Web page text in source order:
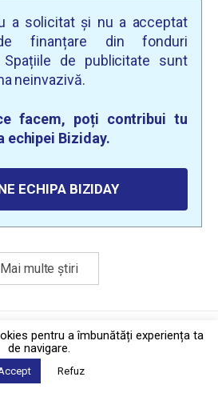
a solicitat și nu a acceptat
finanțare din fonduri
Spațiile de publicitate sunt
neinvazivă.
facem, poți contribui tu
echipei Biziday.
ECHIPA BIZIDAY
Mai multe știri
confidențialitate·Contact
2026 © Biziday
pentru a îmbunătăți experiența ta
de navigare.
Refuz